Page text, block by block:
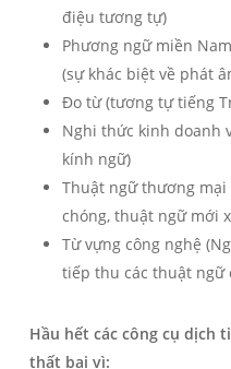
điệu tương tự)
Phương ngữ miền
(sự khác biệt về phát
Đo từ (tương tự tiếng
Nghi thức kinh doanh
kính ngữ)
Thuật ngữ thương
chóng, thuật ngữ mới
Từ vựng công nghệ
tiếp thu các thuật ngữ
Hầu hết các công cụ dịch
thất bại vì: